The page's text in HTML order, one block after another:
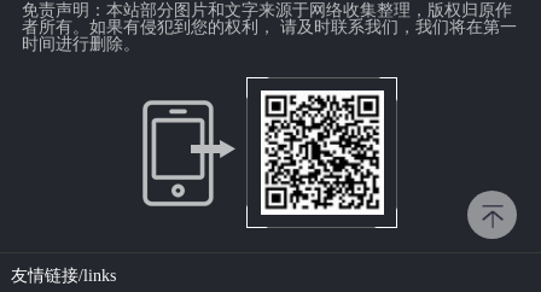
免责声明：本站部分图片和文字来源于网络收集整理，版权归原作
者所有。如果有侵犯到您的权利， 请及时联系我们，我们将在第一
时间进行删除。
友情链接/links